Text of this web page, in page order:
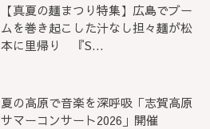
【真夏の麺まつり特集】広島でブー
ムを巻き起こした汁なし担々麺が松
本に里帰り 『S...
夏の高原で音楽を深呼吸「志賀高原
サマーコンサート2026」開催